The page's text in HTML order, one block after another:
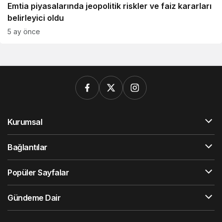
Emtia piyasalarında jeopolitik riskler ve faiz kararları
belirleyici oldu
5 ay önce
Kurumsal
Bağlantılar
Popüler Sayfalar
Gündeme Dair